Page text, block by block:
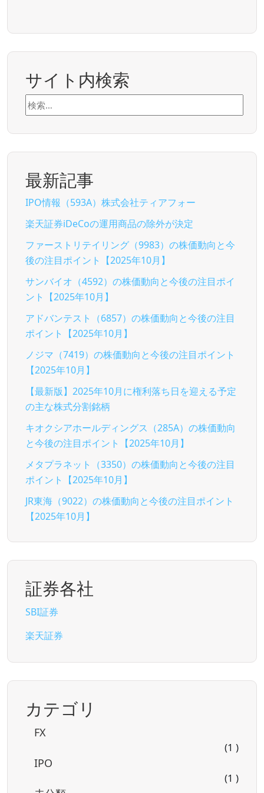
サイト内検索
検
索:
最新記事
IPO情報（593A）株式会社ティアフォー
楽天証券iDeCoの運用商品の除外が決定
ファーストリテイリング（9983）の株価動向と今
後の注目ポイント【2025年10月】
サンバイオ（4592）の株価動向と今後の注目ポイ
ント【2025年10月】
アドバンテスト（6857）の株価動向と今後の注目
ポイント【2025年10月】
ノジマ（7419）の株価動向と今後の注目ポイント
【2025年10月】
【最新版】2025年10月に権利落ち日を迎える予定
の主な株式分割銘柄
キオクシアホールディングス（285A）の株価動向
と今後の注目ポイント【2025年10月】
メタプラネット（3350）の株価動向と今後の注目
ポイント【2025年10月】
JR東海（9022）の株価動向と今後の注目ポイント
【2025年10月】
証券各社
SBI証券
楽天証券
カテゴリ
FX
(1 )
IPO
(1 )